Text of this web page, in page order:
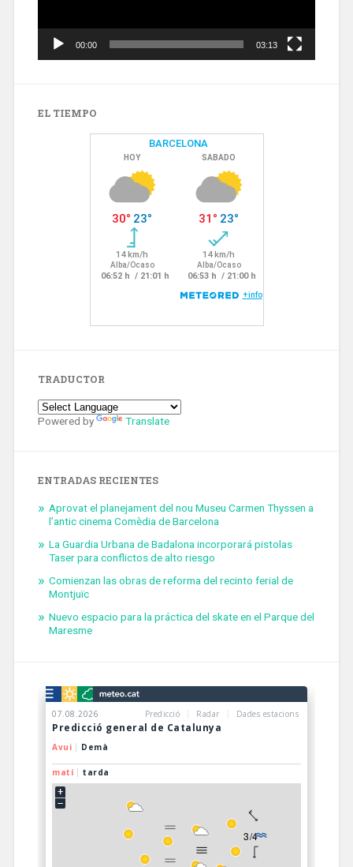
00:00 03:13
EL TIEMPO
TRADUCTOR
Powered by Translate
ENTRADAS RECIENTES
Aprovat el planejament del nou Museu Carmen Thyssen a
l’antic cinema Comèdia de Barcelona
La Guardia Urbana de Badalona incorporará pistolas
Taser para conflictos de alto riesgo
Comienzan las obras de reforma del recinto ferial de
Montjuïc
Nuevo espacio para la práctica del skate en el Parque del
Maresme